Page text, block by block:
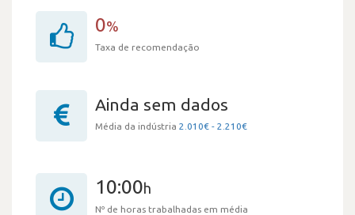
0%
Taxa de recomendação
Ainda sem dados
Média da indústria 2.010€ - 2.210€
10:00h
Nº de horas trabalhadas em média